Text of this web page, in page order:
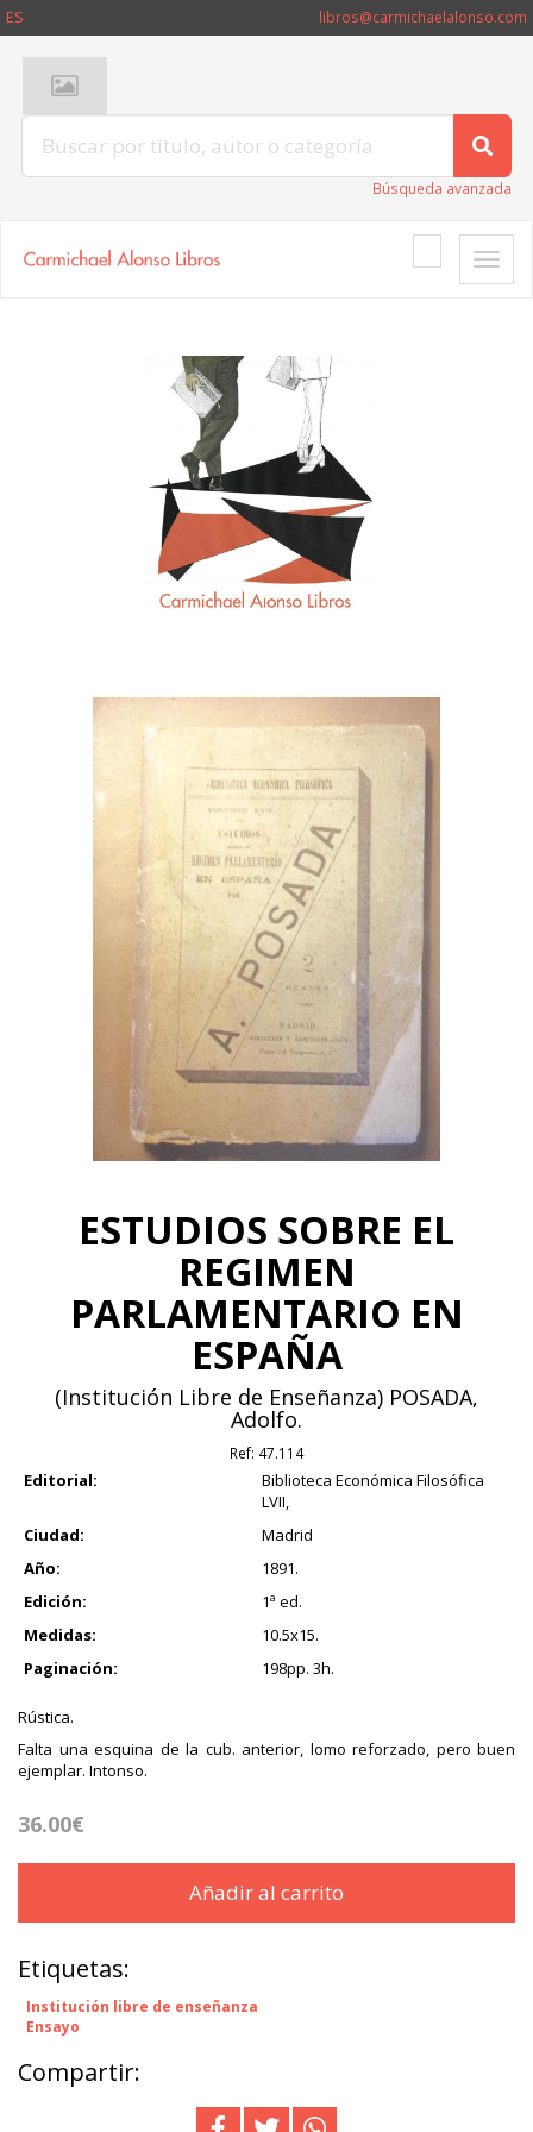
ES libros@carmichaelalonso.com
Búsqueda avanzada
Toggle
ESTUDIOS SOBRE EL
REGIMEN
PARLAMENTARIO EN
ESPAÑA
(Institución Libre de Enseñanza) POSADA,
Adolfo.
Ref: 47.114
Editorial:
Biblioteca Económica Filosófica
LVII,
Ciudad:
Madrid
Año:
1891.
Edición:
1ª ed.
Medidas:
10.5x15.
Paginación:
198pp. 3h.
Rústica.
Falta una esquina de la cub. anterior, lomo reforzado, pero buen
ejemplar. Intonso.
36.00€
Añadir al carrito
Etiquetas:
Institución libre de enseñanza
Ensayo
Compartir: